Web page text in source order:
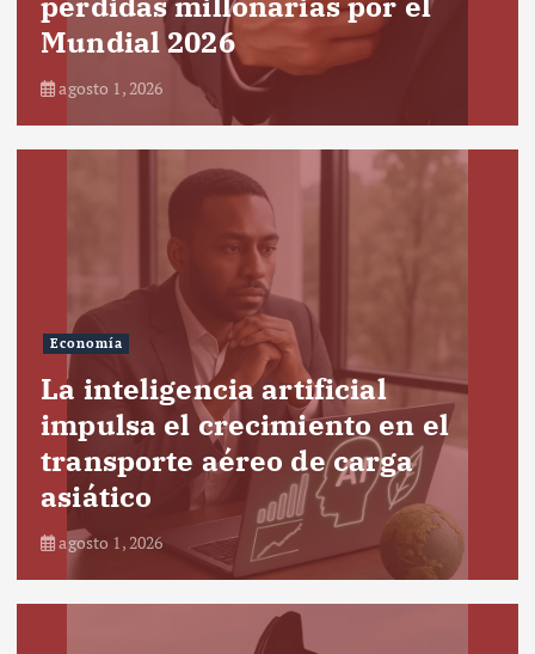
Mundial 2026
agosto 1, 2026
Economía
La inteligencia artificial
impulsa el crecimiento en el
transporte aéreo de carga
asiático
agosto 1, 2026